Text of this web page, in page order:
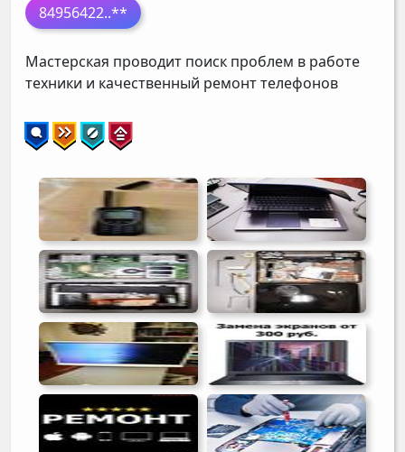
84956422..**
Мастерская проводит поиск проблем в работе
техники и качественный ремонт телефонов